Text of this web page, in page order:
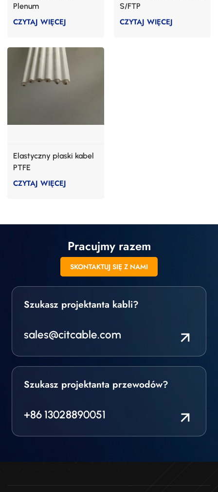
Plenum
CZYTAJ WIĘCEJ
S/FTP
CZYTAJ WIĘCEJ
Elastyczny płaski kabel
PTFE
CZYTAJ WIĘCEJ
Pracujmy razem
SKONTAKTUJ SIĘ Z NAMI
Szukasz projektanta kabli?
sales@citcable.com
Szukasz projektanta przewodów?
+86 13028890051